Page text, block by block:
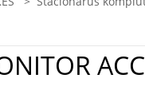
Priedai |